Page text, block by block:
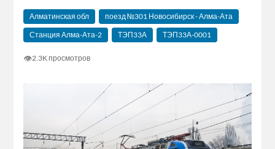
Алматинская обл
поезд №301 Новосибирск - Алма-Ата
Станция Алма-Ата-2
ТЭП33А ТЭП33А-0001
👁2.3K просмотров